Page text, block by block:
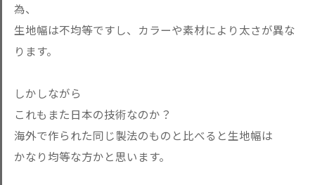
為、
生地幅は不均等ですし、カラーや素材により太さが異な
ります。
しかしながら
これもまた日本の技術なのか？
海外で作られた同じ製法のものと比べると生地幅は
かなり均等な方かと思います。